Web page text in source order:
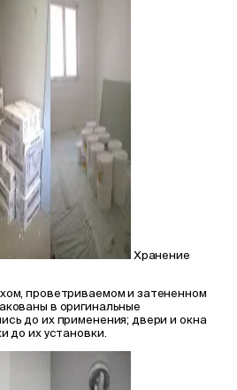
Хранение
проветриваемом и затененном
в оригинальные
до их применения; двери и окна
до их установки.